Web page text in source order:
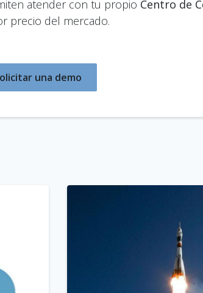
atender con tu propio Centro de
precio del mercado.
una demo